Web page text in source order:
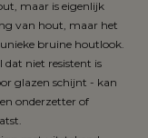
maar is eigenlijk
van hout, maar het
bruine houtlook.
niet resistent is
glazen schijnt - kan
onderzetter of